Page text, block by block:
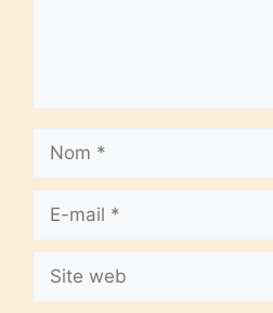
mail
web